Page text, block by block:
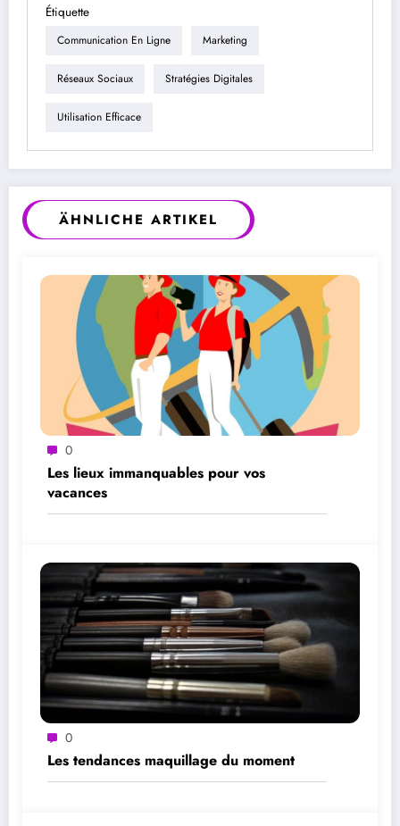
Étiquette
Communication En Ligne Marketing
Réseaux Sociaux Stratégies Digitales
Utilisation Efficace
ÄHNLICHE ARTIKEL
0
Les lieux immanquables pour vos
vacances
0
Les tendances maquillage du moment